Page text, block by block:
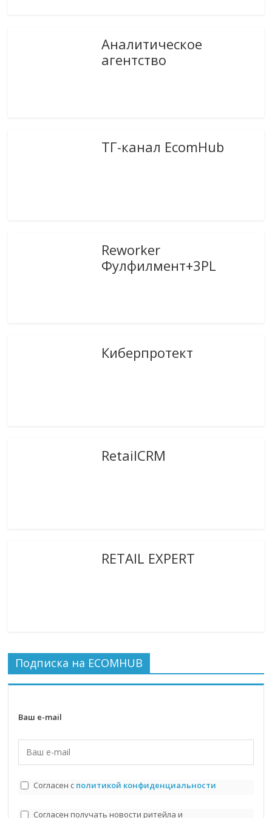
Аналитическое
агентство
ТГ-канал EcomHub
Reworker
Фулфилмент+3PL
Киберпротект
RetailCRM
RETAIL EXPERT
Подписка на ECOMHUB
Ваш e-mail
Согласен с политикой конфиденциальности
Согласен получать новости ритейла и